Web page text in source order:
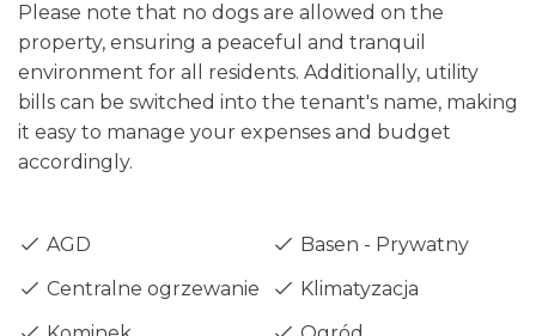
Please note that no dogs are allowed on the
property, ensuring a peaceful and tranquil
environment for all residents. Additionally, utility
bills can be switched into the tenant's name, making
it easy to manage your expenses and budget
accordingly.
AGD
Basen - Prywatny
Centralne ogrzewanie - GazKlimatyzacja